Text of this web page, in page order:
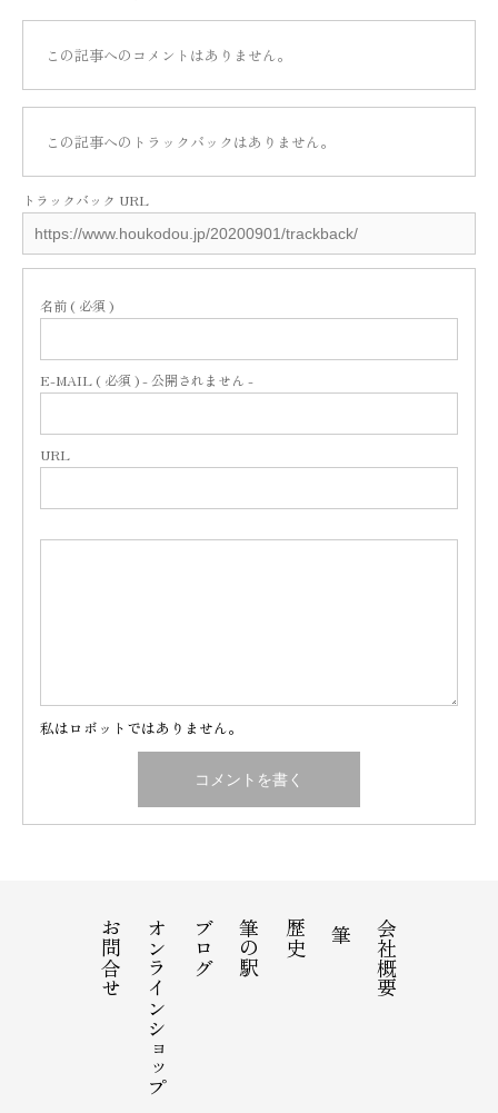
この記事へのコメントはありません。
この記事へのトラックバックはありません。
トラックバック URL
名前 ( 必須 )
E-MAIL ( 必須 ) - 公開されません -
URL
私はロボットではありません。
会社概要
筆
歴史
筆の駅
ブログ
オンラインショップ
お問合せ